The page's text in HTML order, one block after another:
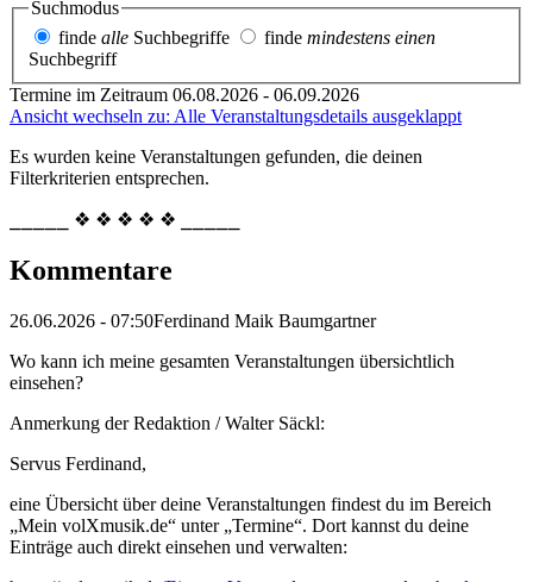
Suchmodus
finde alle Suchbegriffe finde mindestens einen
Suchbegriff
Termine im Zeitraum 06.08.2026 - 06.09.2026
Ansicht wechseln zu: Alle Veranstaltungsdetails ausgeklappt
Es wurden keine Veranstaltungen gefunden, die deinen
Filterkriterien entsprechen.
⎯⎯⎯⎯⎯ ❖ ❖ ❖ ❖ ❖ ⎯⎯⎯⎯⎯
Kommentare
26.06.2026 - 07:50Ferdinand Maik Baumgartner
Wo kann ich meine gesamten Veranstaltungen übersichtlich
einsehen?
Anmerkung der Redaktion /Walter Säckl:
Servus Ferdinand,
eine Übersicht über deine Veranstaltungen findest du im Bereich
„Mein volXmusik.de“ unter „Termine“. Dort kannst du deine
Einträge auch direkt einsehen und verwalten: